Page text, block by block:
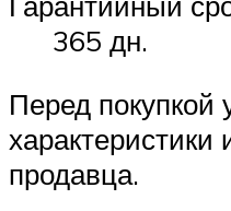
365 дн.
Перед покупкой
продавца.